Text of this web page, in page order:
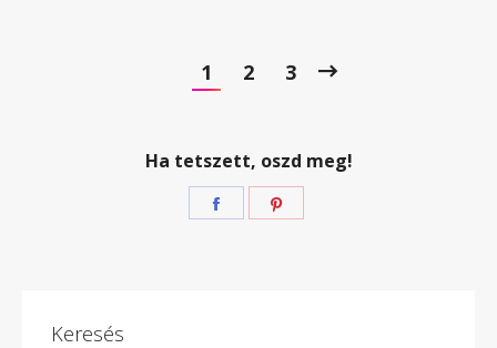
1 2 3
Ha tetszett, oszd meg!
Megosztás
Keresés